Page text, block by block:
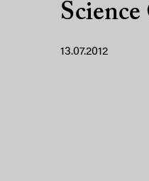
Science
13.07.2012